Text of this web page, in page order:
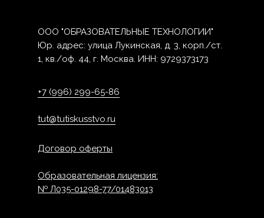
ООО "ОБРАЗОВАТЕЛЬНЫЕ ТЕХНОЛОГИИ"
Юр. адрес: улица Лукинская, д. 3, корп./ст.
1, кв./оф. 44, г. Москва. ИНН: 9729373173
+7 (996) 299-65-86
tut@tutiskusstvo.ru
Договор оферты
Образовательная лицензия:
№ Л035-01298-77/01483013